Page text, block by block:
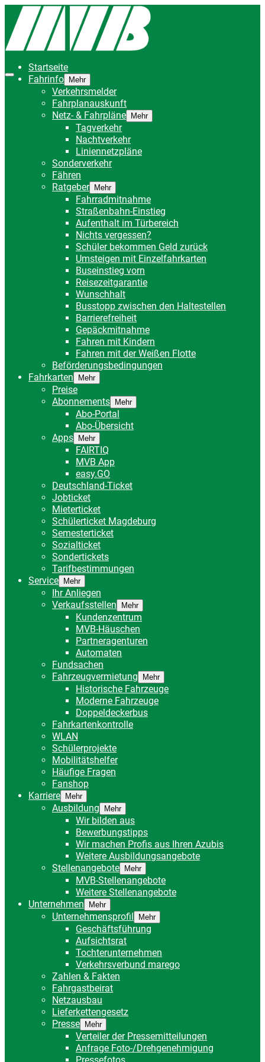
Startseite
Fahrinfo
Mehr
Verkehrsmelder
Fahrplanauskunft
Netz- & Fahrpläne
Mehr
Tagverkehr
Nachtverkehr
Liniennetzpläne
Sonderverkehr
Fähren
Ratgeber
Mehr
Fahrradmitnahme
Straßenbahn-Einstieg
Aufenthalt im Türbereich
Nichts vergessen?
Schüler bekommen Geld zurück
Umsteigen mit Einzelfahrkarten
Buseinstieg vorn
Reisezeitgarantie
Wunschhalt
Busstopp zwischen den Haltestellen
Barrierefreiheit
Gepäckmitnahme
Fahren mit Kindern
Fahren mit der Weißen Flotte
Beförderungsbedingungen
Fahrkarten
Mehr
Preise
Abonnements
Mehr
Abo-Portal
Abo-Übersicht
Apps
Mehr
FAIRTIQ
MVB App
easy.GO
Deutschland-Ticket
Jobticket
Mieterticket
Schülerticket Magdeburg
Semesterticket
Sozialticket
Sondertickets
Tarifbestimmungen
Service
Mehr
Ihr Anliegen
Verkaufsstellen
Mehr
Kundenzentrum
MVB-Häuschen
Partneragenturen
Automaten
Fundsachen
Fahrzeugvermietung
Mehr
Historische Fahrzeuge
Moderne Fahrzeuge
Doppeldeckerbus
Fahrkartenkontrolle
WLAN
Schülerprojekte
Mobilitätshelfer
Häufige Fragen
Fanshop
Karriere
Mehr
Ausbildung Mehr
Wir bilden aus
Bewerbungstipps
Wir machen Profis aus Ihren Azubis
Weitere Ausbildungsangebote
Stellenangebote
Mehr
MVB-Stellenangebote
Weitere Stellenangebote
Unternehmen
Mehr
Unternehmensprofil Mehr
Geschäftsführung
Aufsichtsrat
Tochterunternehmen
Verkehrsverbund marego
Zahlen & Fakten
Fahrgastbeirat
Netzausbau
Lieferkettengesetz
Presse
Mehr
Verteiler der Pressemitteilungen
Anfrage Foto-/Drehgenehmigung